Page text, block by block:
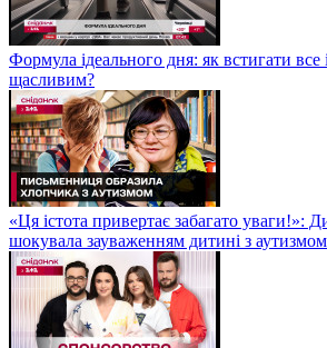
Формула ідеального дня: як встигати все
щасливим?
«Ця істота привертає забагато уваги!»:
шокувала зауваженням дитині з аутизмом